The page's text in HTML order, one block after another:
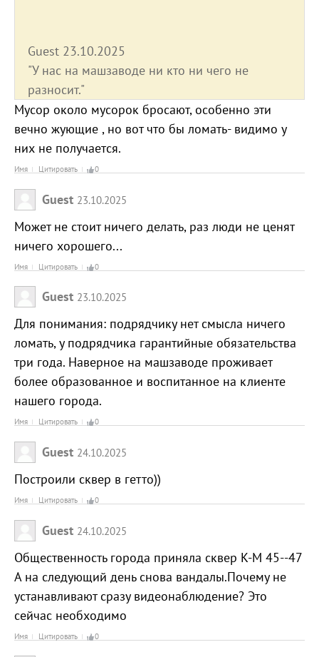
Guest 23.10.2025
"У нас на машзаводе ни кто ни чего не
разносит."
Мусор около мусорок бросают, особенно эти
вечно жующие , но вот что бы ломать- видимо у
них не получается.
Имя Цитировать 0
Guest 23.10.2025
Может не стоит ничего делать, раз люди не ценят
ничего хорошего...
Имя Цитировать 0
Guest 23.10.2025
Для понимания: подрядчику нет смысла ничего
ломать, у подрядчика гарантийные обязательства
три года. Наверное на машзаводе проживает
более образованное и воспитанное на клиенте
нашего города.
Имя Цитировать 0
Guest 24.10.2025
Построили сквер в гетто))
Имя Цитировать 0
Guest 24.10.2025
Общественность города приняла сквер К-М 45--47
А на следующий день снова вандалы.Почему не
устанавливают сразу видеонаблюдение? Это
сейчас необходимо
Имя Цитировать 0